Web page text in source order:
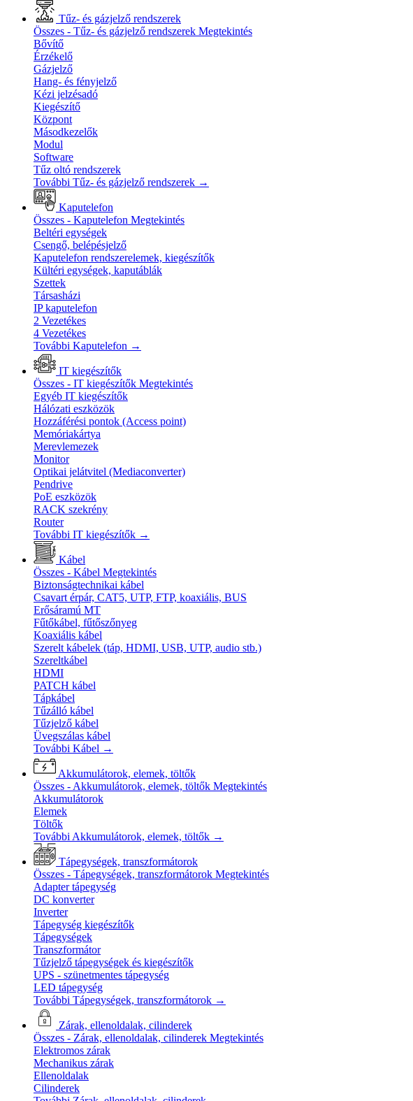
Tűz- és gázjelző rendszerek
Összes - Tűz- és gázjelző rendszerek Megtekintés
Bővítő
Érzékelő
Gázjelző
Hang- és fényjelző
Kézi jelzésadó
Kiegészítő
Központ
Másodkezelők
Modul
Software
Tűz oltó rendszerek
További Tűz- és gázjelző rendszerek →
Kaputelefon
Összes - Kaputelefon Megtekintés
Beltéri egységek
Csengő, belépésjelző
Kaputelefon rendszerelemek, kiegészítők
Kültéri egységek, kaputáblák
Szettek
Társasházi
IP kaputelefon
2 Vezetékes
4 Vezetékes
További Kaputelefon →
IT kiegészítők
Összes - IT kiegészítők Megtekintés
Egyéb IT kiegészítők
Hálózati eszközök
Hozzáférési pontok (Access point)
Memóriakártya
Merevlemezek
Monitor
Optikai jelátvitel (Mediaconverter)
Pendrive
PoE eszközök
RACK szekrény
Router
További IT kiegészítők →
Kábel
Összes - Kábel Megtekintés
Biztonságtechnikai kábel
Csavart érpár, CAT5, UTP, FTP, koaxiális, BUS
Erősáramú MT
Fűtőkábel, fűtőszőnyeg
Koaxiális kábel
Szerelt kábelek (táp, HDMI, USB, UTP, audio stb.)
Szereltkábel
HDMI
PATCH kábel
Tápkábel
Tűzálló kábel
Tűzjelző kábel
Üvegszálas kábel
További Kábel →
Akkumulátorok, elemek, töltők
Összes - Akkumulátorok, elemek, töltők Megtekintés
Akkumulátorok
Elemek
Töltők
További Akkumulátorok, elemek, töltők →
Tápegységek, transzformátorok
Összes - Tápegységek, transzformátorok Megtekintés
Adapter tápegység
DC konverter
Inverter
Tápegység kiegészítők
Tápegységek
Transzformátor
Tűzjelző tápegységek és kiegészítők
UPS - szünetmentes tápegység
LED tápegység
További Tápegységek, transzformátorok →
Zárak, ellenoldalak, cilinderek
Összes - Zárak, ellenoldalak, cilinderek Megtekintés
Elektromos zárak
Mechanikus zárak
Ellenoldalak
Cilinderek